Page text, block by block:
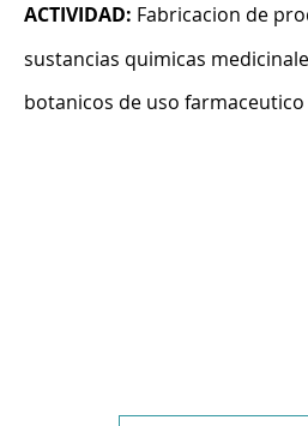
ACTIVIDAD: Fabricacion de
sustancias quimicas
botanicos de uso farmaceutico